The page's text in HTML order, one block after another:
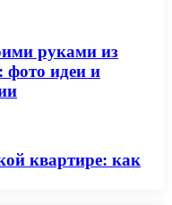
руками из
фото идеи и
квартире: как